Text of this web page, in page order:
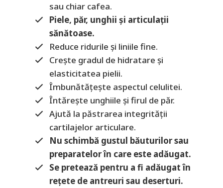
sau chiar cafea.
Piele, păr, unghii și articulații
sănătoase.
Reduce ridurile și liniile fine.
Crește gradul de hidratare și
elasticitatea pielii.
Îmbunătățește aspectul celulitei.
Întărește unghiile și firul de păr.
Ajută la păstrarea integrității
cartilajelor articulare.
Nu schimbă gustul băuturilor sau
preparatelor în care este adăugat.
Se pretează pentru a fi adăugat în
rețete de antreuri sau deserturi.